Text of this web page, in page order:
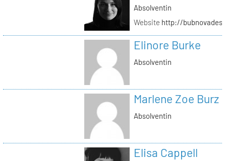
Absolventin
Website http://
Elinore Burke
Absolventin
Marlene Zoe Burz
Absolventin
Elisa Cappell